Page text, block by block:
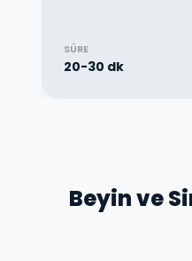
SÜRE
20-30 dk
Beyin ve